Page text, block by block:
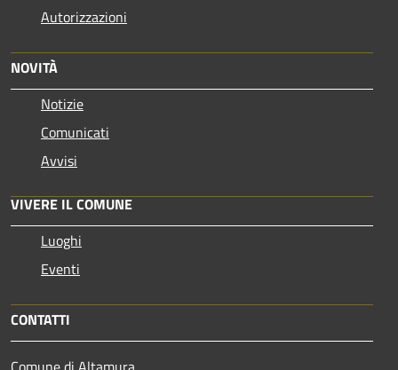
Autorizzazioni
NOVITÀ
Notizie
Comunicati
Avvisi
VIVERE IL COMUNE
Luoghi
Eventi
CONTATTI